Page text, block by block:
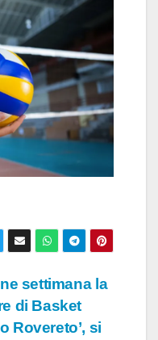
settimana la
di Basket
Rovereto’, si